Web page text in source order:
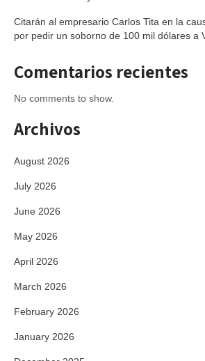
Citarán al empresario Carlos Tita en la
por pedir un soborno de 100 mil dólares a
Comentarios recientes
No comments to show.
Archivos
August 2026
July 2026
June 2026
May 2026
April 2026
March 2026
February 2026
January 2026